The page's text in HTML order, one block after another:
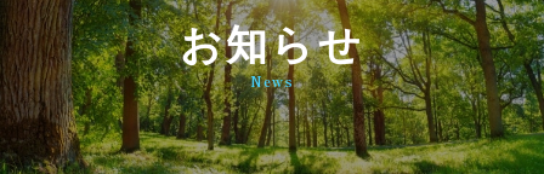
お知らせ
News